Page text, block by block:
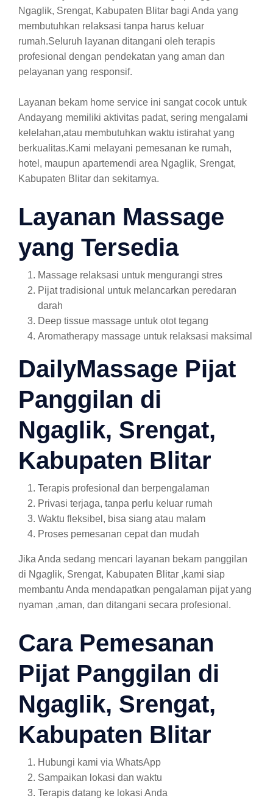
Ngaglik, Srengat, Kabupaten Blitar bagi Anda yang
membutuhkan relaksasi tanpa harus keluar
rumah.Seluruh layanan ditangani oleh terapis
profesional dengan pendekatan yang aman dan
pelayanan yang responsif.
Layanan bekam home service ini sangat cocok untuk
Andayang memiliki aktivitas padat, sering mengalami
kelelahan,atau membutuhkan waktu istirahat yang
berkualitas.Kami melayani pemesanan ke rumah,
hotel, maupun apartemendi area Ngaglik, Srengat,
Kabupaten Blitar dan sekitarnya.
Layanan Massage
yang Tersedia
Massage relaksasi untuk mengurangi stres
Pijat tradisional untuk melancarkan peredaran
darah
Deep tissue massage untuk otot tegang
Aromatherapy massage untuk relaksasi maksimal
DailyMassage Pijat
Panggilan di
Ngaglik, Srengat,
Kabupaten Blitar
Terapis profesional dan berpengalaman
Privasi terjaga, tanpa perlu keluar rumah
Waktu fleksibel, bisa siang atau malam
Proses pemesanan cepat dan mudah
Jika Anda sedang mencari layanan bekam panggilan
di Ngaglik, Srengat, Kabupaten Blitar ,kami siap
membantu Anda mendapatkan pengalaman pijat yang
nyaman ,aman, dan ditangani secara profesional.
Cara Pemesanan
Pijat Panggilan di
Ngaglik, Srengat,
Kabupaten Blitar
Hubungi kami via WhatsApp
Sampaikan lokasi dan waktu
Terapis datang ke lokasi Anda